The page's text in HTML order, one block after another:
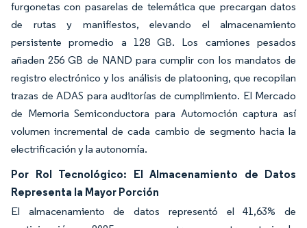
furgonetas con pasarelas de telemática que precargan datos
de rutas y manifiestos, elevando el almacenamiento
persistente promedio a 128 GB. Los camiones pesados
añaden 256 GB de NAND para cumplir con los mandatos de
registro electrónico y los análisis de platooning, que recopilan
trazas de ADAS para auditorías de cumplimiento. El Mercado
de Memoria Semiconductora para Automoción captura así
volumen incremental de cada cambio de segmento hacia la
electrificación y la autonomía.
Por Rol Tecnológico: El Almacenamiento de Datos
Representa la Mayor Porción
El almacenamiento de datos representó el 41,63% de